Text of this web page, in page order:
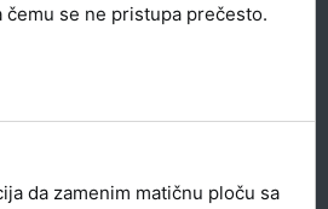
čemu se ne pristupa prečesto.
da zamenim matičnu ploču sa